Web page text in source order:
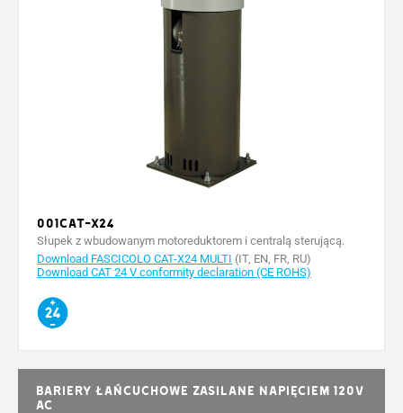
001CAT-X24
Słupek z wbudowanym motoreduktorem i centralą sterującą.
Download FASCICOLO CAT-X24 MULTI (IT, EN, FR, RU)
Download CAT 24 V conformity declaration (CE ROHS)
Bariery łańcuchowe zasilane napięciem 120V
AC